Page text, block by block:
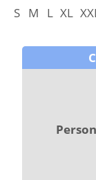
S M L XL